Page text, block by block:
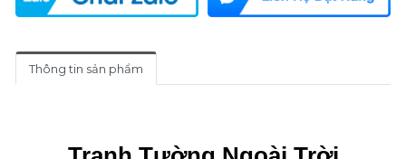
Thông tin sản phẩm